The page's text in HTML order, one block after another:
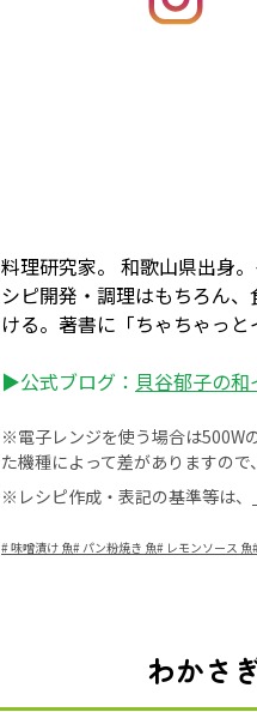
料理研究家。 和歌山県出身
シピ開発・調理はもちろん
ける。著書に「ちゃちゃっ
▶公式ブログ： 貝谷郁子の
※電子レンジを使う場合は500W
た機種によって差がありますので
※レシピ作成・表記の基準等は、
#味噌漬け 魚#パン粉焼き 魚# レモンソース 魚
わかさ